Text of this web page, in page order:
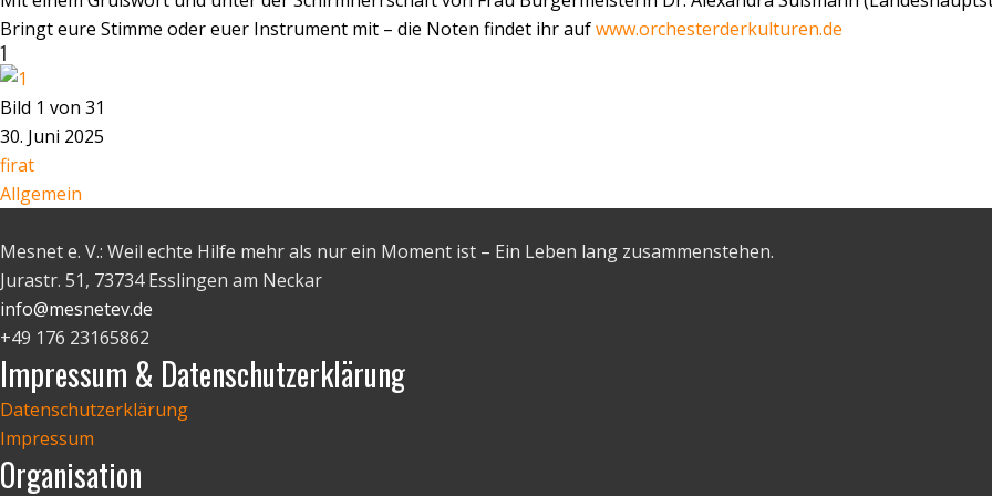
Bringt eure Stimme oder euer Instrument mit – die Noten findet ihr aufwww.orchesterderkulturen.de
1
Bild 1 von 31
30. Juni 2025
firat
Allgemein
Mesnet e. V.: Weil echte Hilfe mehr als nur ein Moment ist – Ein Leben lang zusammenstehen.
Jurastr. 51, 73734 Esslingen am Neckar
info@mesnetev.de
+49 176 23165862
Impressum & Datenschutzerklärung
Datenschutzerklärung
Impressum
Organisation